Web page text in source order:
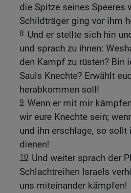
die Spitze seines Speeres
Schildträger ging vor ihm
8 Und er stellte sich hin
und sprach zu ihnen:
den Kampf zu rüsten? Bin
Sauls Knechte? Erwählt
herabkommen soll!
9 Wenn er mit mir
wir eure Knechte sein;
und ihn erschlage, so sollt
dienen!
10 Und weiter sprach der
Schlachtreihen Israels
uns miteinander kämpfen!